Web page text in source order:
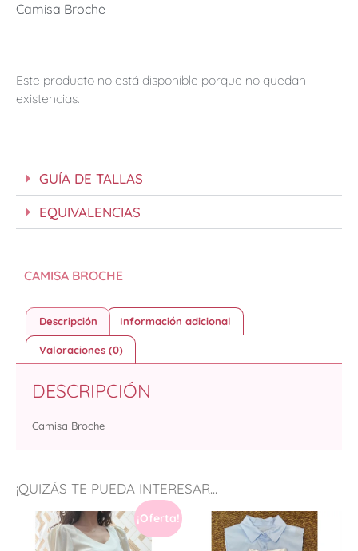
Camisa Broche
Este producto no está disponible porque no quedan
existencias.
GUÍA DE TALLAS
EQUIVALENCIAS
¡QUIZÁS TE PUEDA INTERESAR...
¡Oferta!
CAMISA BROCHE
Descripción Información adicional
Valoraciones (0)
DESCRIPCIÓN
Camisa Broche